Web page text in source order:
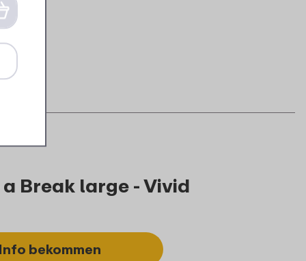
Break large - Vivid
Info bekommen